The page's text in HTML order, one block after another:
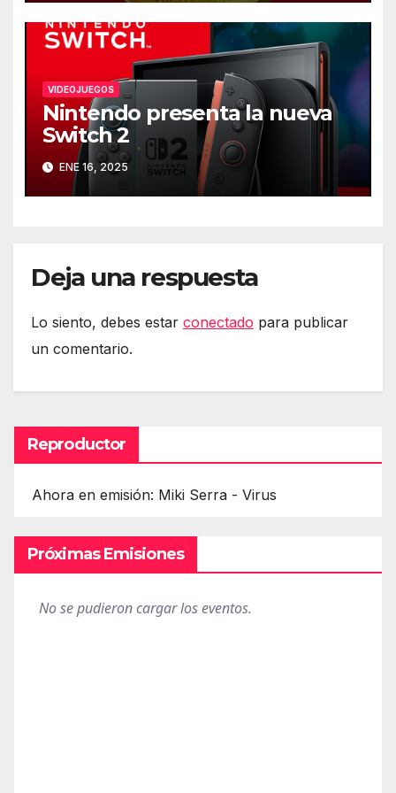
VIDEOJUEGOS
Nintendo presenta la nueva
Switch 2
ENE 16, 2025
Deja una respuesta
Lo siento, debes estar conectado para publicar
un comentario.
Reproductor
Ahora en emisión: Miki Serra - Virus
Próximas Emisiones